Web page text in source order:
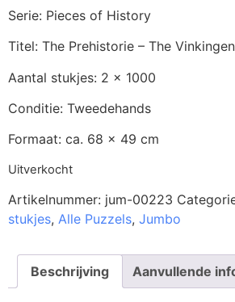
Serie: Pieces of History
Titel: The Prehistorie – The Vinkingen
Aantal stukjes: 2 x 1000
Conditie: Tweedehands
Formaat: ca. 68 x 49 cm
Uitverkocht
Artikelnummer: jum-00223
stukjes, Alle Puzzels, Jumbo
Beschrijving Aanvullende